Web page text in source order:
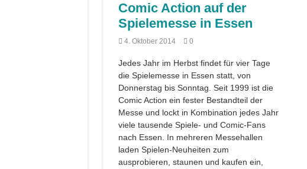
Comic Action auf der
Spielemesse in Essen
4. Oktober 2014 0
Jedes Jahr im Herbst findet für vier Tage
die Spielemesse in Essen statt, von
Donnerstag bis Sonntag. Seit 1999 ist die
Comic Action ein fester Bestandteil der
Messe und lockt in Kombination jedes Jahr
viele tausende Spiele- und Comic-Fans
nach Essen. In mehreren Messehallen
laden Spielen-Neuheiten zum
ausprobieren, staunen und kaufen ein,